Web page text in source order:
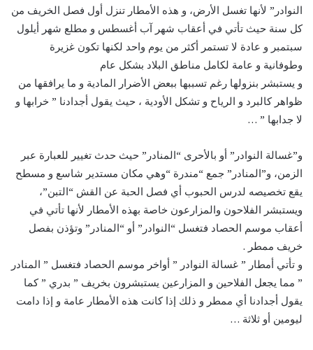
النوادر” لأنها تغسل الأرض، و هذه الأمطار تنزل أول فصل الخريف من
كل سنة حيث تأتي في أعقاب شهر آب أغسطس و مطلع شهر أيلول
سبتمبر و عادة لا تستمر أكثر من يوم واحد لكنها تكون غزيرة
وطوفانية و عامة لكامل مناطق البلاد بشكل عام
و يستبشر بنزولها رغم تسببها ببعض الأضرار المادية و ما يرافقها من
ظواهر كالبرد و الرياح و تشكل الأودية ، حيث يقول أجدادنا ” خرابها و
لا جدابها ” …
و”غسالة النوادر” أو بالأحرى “المنادر” حيث حدث تغيير للعبارة عبر
الزمن، و”المنادر” جمع “مندرة “وهي مكان مستدير شاسع و مسطح
يقع تخصيصه لدرس الحبوب أي فصل الحبة عن القش “التبن”،
ويستبشر الفلاحون والمزارعون خاصة بهذه الأمطار لأنها تأتي في
أعقاب موسم الحصاد فتغسل “النوادر” أو “المنادر” وتؤذن بفصل
خريف ممطر .
و تأتي أمطار ” غسالة النوادر ” أواخر موسم الحصاد فتغسل ” المنادر
” مما يجعل الفلاحين و المزارعين يستبشرون بخريف ” بدري ” كما
يقول أجدادنا أي ممطر و ذلك إذا كانت هذه الأمطار عامة و إذا دامت
ليومين أو ثلاثة …